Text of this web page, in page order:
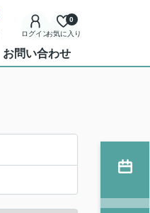
ログインお気に入り
0
お問い合わせ